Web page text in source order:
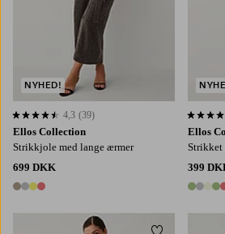
Ellos Collection
Strikkjole med lange ærmer
699 DKK
4 farver
4,3 baseret på 39 bedømmelser
4,3 (39)
NYHED!
Ellos
Strikket
399
6 farver
4,2